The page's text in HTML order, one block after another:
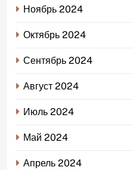
Ноябрь 2024
Октябрь 2024
Сентябрь 2024
Август 2024
Июль 2024
Май 2024
Апрель 2024